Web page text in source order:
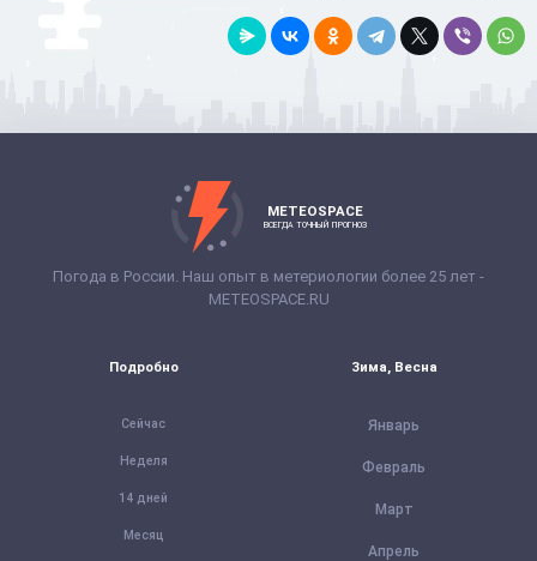
METEOSPACE
ВСЕГДА ТОЧНЫЙ ПРОГНОЗ
Погода в России. Наш опыт в метериологии более 25 лет -
METEOSPACE.RU
Подробно
Сейчас
Неделя
14 дней
Месяц
Зима, Весна
Январь
Февраль
Март
Апрель